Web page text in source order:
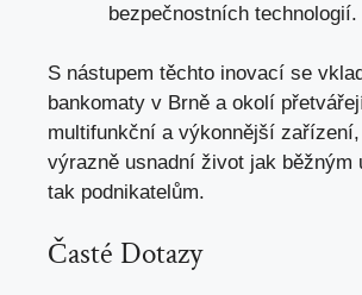
bezpečnostních technologií.
S nástupem těchto inovací se
bankomaty v Brně a okolí
multifunkční a výkonnější
výrazně usnadní život jak běžným
tak podnikatelům.
Časté Dotazy